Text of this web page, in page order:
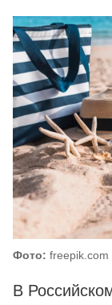
Фото: freepik.com
В